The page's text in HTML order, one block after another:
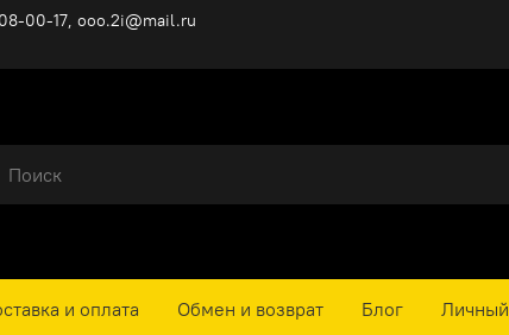
00-17, ooo.2i@mail.ru
и оплата Обмен и возврат Блог